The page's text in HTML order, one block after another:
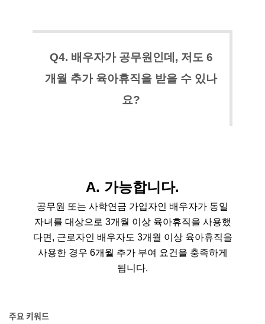
Q4. 배우자가 공무원인데, 저도 6
개월 추가 육아휴직을 받을 수 있나
요?
A. 가능합니다.
공무원 또는 사학연금 가입자인 배우자가 동일
자녀를 대상으로 3개월 이상 육아휴직을 사용했
다면, 근로자인 배우자도 3개월 이상 육아휴직을
사용한 경우 6개월 추가 부여 요건을 충족하게
됩니다.
주요 키워드